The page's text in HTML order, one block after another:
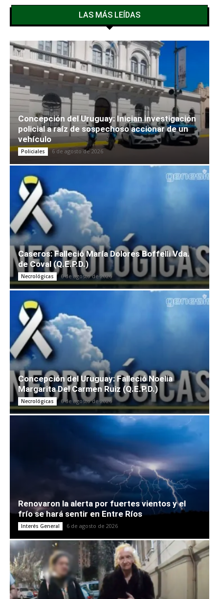
LAS MÁS LEÍDAS
Concepción del Uruguay: Inician investigación
policial a raíz de sospechoso accionar de un
vehículo
Policiales 6 de agosto de 2026
Caseros: Falleció María Dolores Boffelli Vda.
de Coval (Q.E.P.D.)
Necrológicas 6 de agosto de 2026
Concepción del Uruguay: Falleció Noelia
Margarita Del Carmen Ruiz (Q.E.P.D.)
Necrológicas 6 de agosto de 2026
Renovaron la alerta por fuertes vientos y el
frío se hará sentir en Entre Ríos
Interés General 6 de agosto de 2026